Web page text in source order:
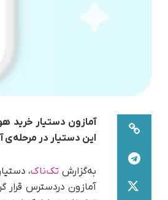
آمازون دستیار خرید
این دستیاردر مرحله‌ی
به‌گزارش تک‌ناک
آمازون در‌دسترس